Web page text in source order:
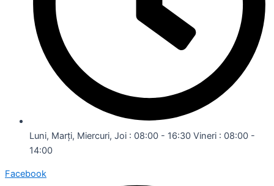
Luni, Marți, Miercuri, Joi : 08:00 - 16:30 Vineri : 08:00 -
14:00
Facebook